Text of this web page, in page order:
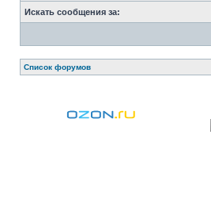
Искать сообщения за:
Список форумов